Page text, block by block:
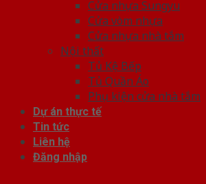
Cửa nhựa Sungyu
Cửa vòm nhựa
Cửa nhựa nhà tắm
Nội thất
Tủ Kệ Bếp
Tủ Quần Áo
Phụ kiện cửa nhà tắm
Dự án thực tế
Tin tức
Liên hệ
Đăng nhập